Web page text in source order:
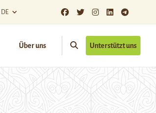
DE
Über uns Unterstützt uns